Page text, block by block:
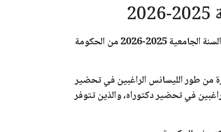
السنة الجامعية 2025-2026
من الحكومة
من طور الليسانس الراغبين في تحضير
في تحضير دكتوراه، والذين تتوفر